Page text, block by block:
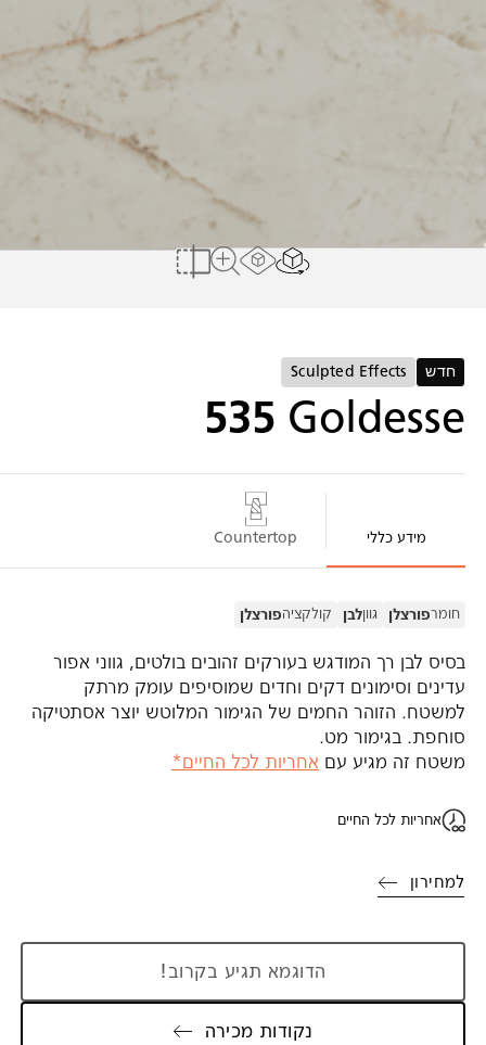
הצג בחלל הבית שלי
חדש Sculpted Effects
535 Goldesse
מידע כללי Countertop
חומרפורצלן גווןלבן קולקציהפורצלן
בסיס לבן רך המודגש בעורקים זהובים בולטים, גווני אפור
עדינים וסימונים דקים וחדים שמוסיפים עומק מרתק
למשטח. הזוהר החמים של הגימור המלוטש יוצר אסתטיקה
סוחפת. בגימור מט.
משטח זה מגיע עם אחריות לכל החיים*
אחריות לכל החיים
למחירון
הדוגמא תגיע בקרוב!
נקודות מכירה